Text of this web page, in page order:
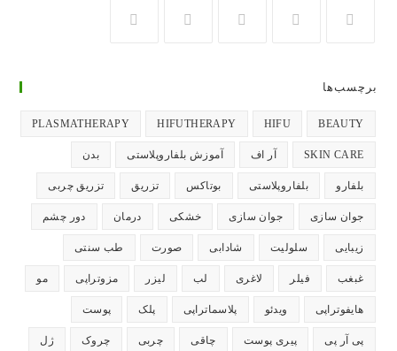
جدید
باز
باز
باز
باز
باز
برچسب‌ها
BEAUTY
HIFU
HIFUTHERAPY
PLASMATHERAPY
SKIN CARE آر اف آموزش بلفاروپلاستی بدن
بلفارو بلفاروپلاستی بوتاکس تزریق تزریق چربی
جوان سازی جوان سازی خشکی درمان دور چشم
زیبایی سلولیت شادابی صورت طب سنتی
غبغب فیلر لاغری لب لیزر مزوتراپی مو
هایفوتراپی ویدئو پلاسماتراپی پلک پوست
پی آر پی پیری پوست چاقی چربی چروک ژل